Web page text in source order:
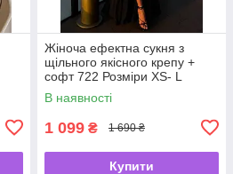
Жіноча ефектна сукня з
щільного якісного крепу +
софт 722 Розміри ХS- L
В наявності
1 099 ₴ 1 690 ₴
Купити